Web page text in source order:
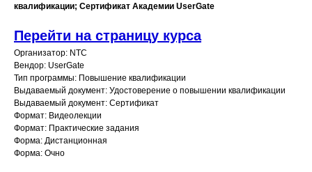
квалификации; Сертификат Академии UserGate
Перейти на страницу курса
Организатор: NTC
Вендор: UserGate
Тип программы: Повышение квалификации
Выдаваемый документ: Удостоверение о повышении квалификации
Выдаваемый документ: Сертификат
Формат: Видеолекции
Формат: Практические задания
Форма: Дистанционная
Форма: Очно